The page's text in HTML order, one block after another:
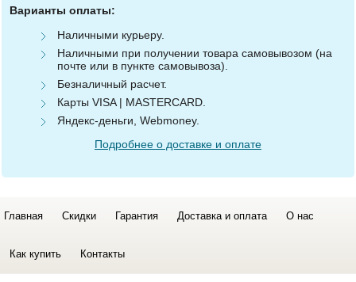
Варианты оплаты:
Наличными курьеру.
Наличными при получении товара самовывозом (на
почте или в пункте самовывоза).
Безналичный расчет.
Карты VISA | MASTERCARD.
Яндекс-деньги, Webmoney.
Подробнее о доставке и оплате
Главная Скидки Гарантия Доставка и оплата О нас
Как купить Контакты